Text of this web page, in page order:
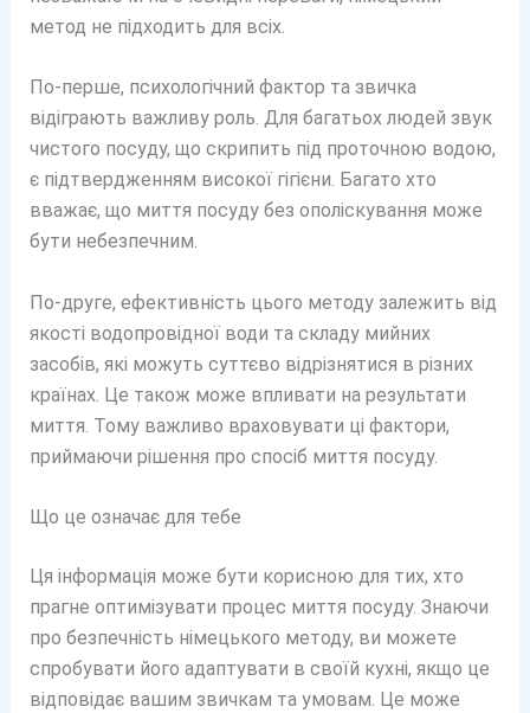
метод не підходить для всіх.
По-перше, психологічний фактор та звичка
відіграють важливу роль. Для багатьох людей звук
чистого посуду, що скрипить під проточною водою,
є підтвердженням високої гігієни. Багато хто
вважає, що миття посуду без ополіскування може
бути небезпечним.
По-друге, ефективність цього методу залежить від
якості водопровідної води та складу мийних
засобів, які можуть суттєво відрізнятися в різних
країнах. Це також може впливати на результати
миття. Тому важливо враховувати ці фактори,
приймаючи рішення про спосіб миття посуду.
Що це означає для тебе
Ця інформація може бути корисною для тих, хто
прагне оптимізувати процес миття посуду. Знаючи
про безпечність німецького методу, ви можете
спробувати його адаптувати в своїй кухні, якщо це
відповідає вашим звичкам та умовам. Це може